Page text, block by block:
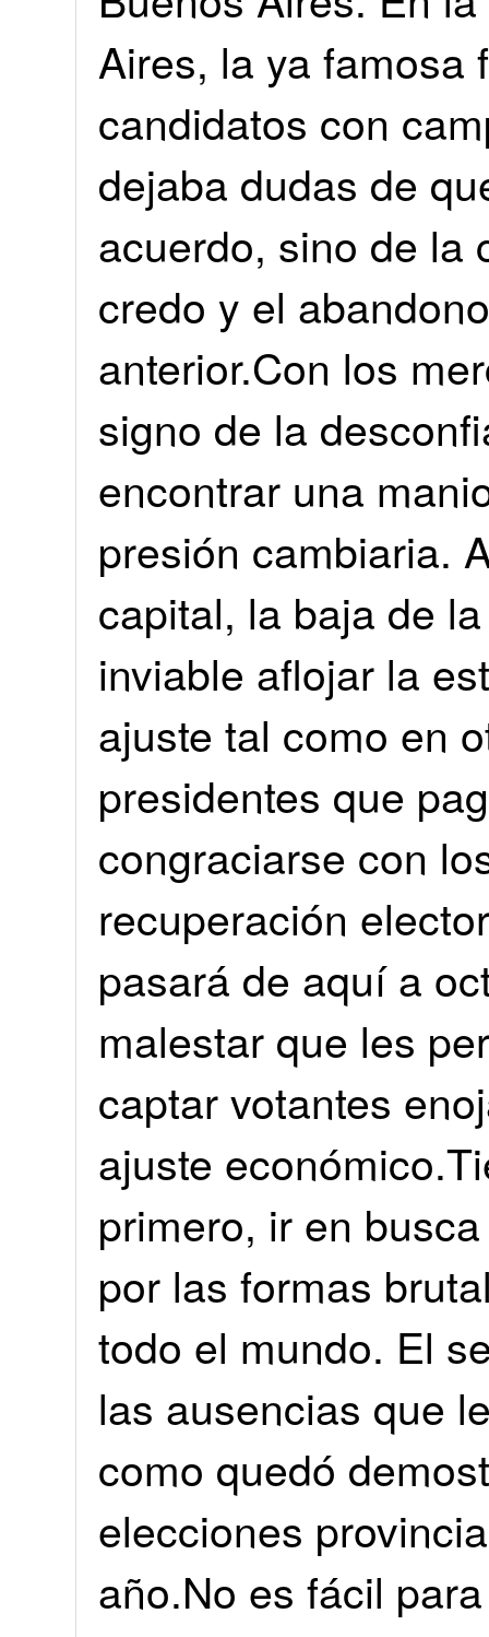
Aires, la ya famosa
candidatos con
dejaba dudas de
acuerdo, sino de la
credo y el
anterior.Con los
signo de la
encontrar una
presión cambiaria.
capital, la baja de
inviable aflojar la
ajuste tal como en
presidentes que
congraciarse con
recuperación
pasará de aquí a
malestar que les
captar votantes
ajuste
primero, ir en
por las formas
todo el mundo. El
las ausencias que
como quedó
elecciones
año.No es fácil